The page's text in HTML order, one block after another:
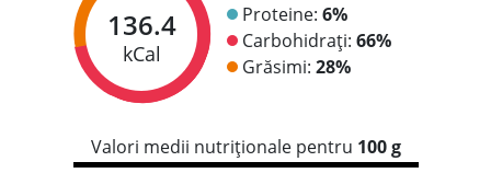
136.4
kCal
Proteine: 6%
Carbohidrați: 66%
Grăsimi: 28%
Valori medii nutriționale pentru 100 g